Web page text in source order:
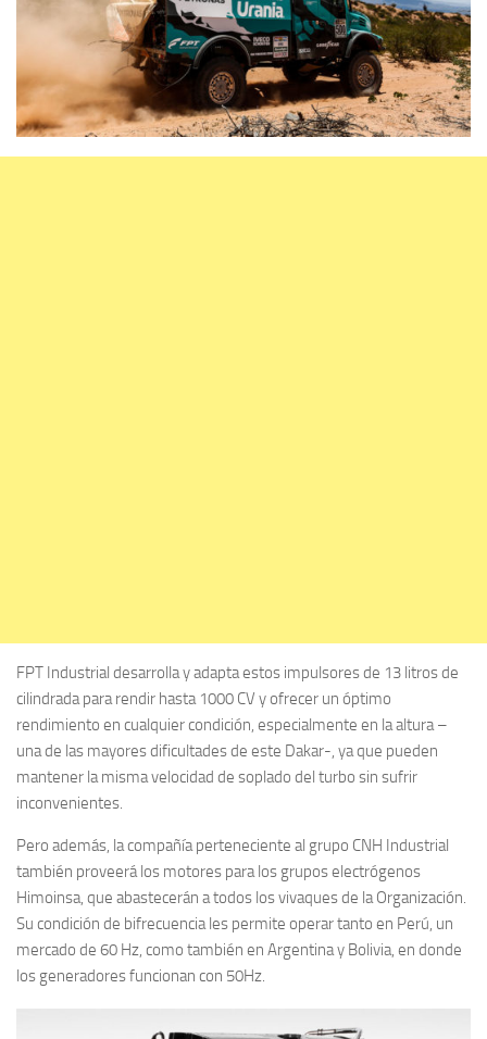
FPT Industrial desarrolla y adapta estos impulsores de 13 litros de
cilindrada para rendir hasta 1000 CV y ofrecer un óptimo
rendimiento en cualquier condición, especialmente en la altura –
una de las mayores dificultades de este Dakar-, ya que pueden
mantener la misma velocidad de soplado del turbo sin sufrir
inconvenientes.
Pero además, la compañía perteneciente al grupo CNH Industrial
también proveerá los motores para los grupos electrógenos
Himoinsa, que abastecerán a todos los vivaques de la Organización.
Su condición de bifrecuencia les permite operar tanto en Perú, un
mercado de 60 Hz, como también en Argentina y Bolivia, en donde
los generadores funcionan con 50Hz.